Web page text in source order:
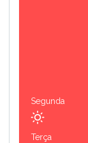
Segunda
Terça